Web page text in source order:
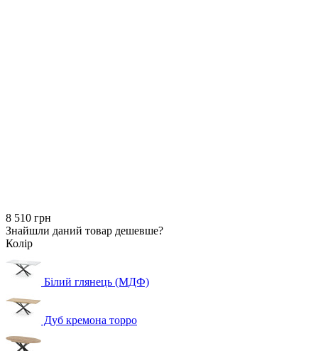
8 510 грн
Знайшли даний товар дешевше?
Колір
Білий глянець (МДФ)
Дуб кремона торро